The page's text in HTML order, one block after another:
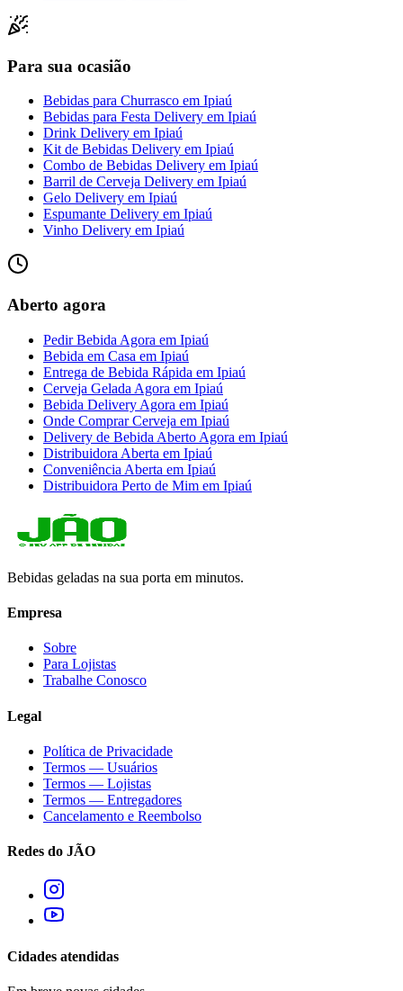
Para sua ocasião
Bebidas para Churrasco em Ipiaú
Bebidas para Festa Delivery em Ipiaú
Drink Delivery em Ipiaú
Kit de Bebidas Delivery em Ipiaú
Combo de Bebidas Delivery em Ipiaú
Barril de Cerveja Delivery em Ipiaú
Gelo Delivery em Ipiaú
Espumante Delivery em Ipiaú
Vinho Delivery em Ipiaú
Aberto agora
Pedir Bebida Agora em Ipiaú
Bebida em Casa em Ipiaú
Entrega de Bebida Rápida em Ipiaú
Cerveja Gelada Agora em Ipiaú
Bebida Delivery Agora em Ipiaú
Onde Comprar Cerveja em Ipiaú
Delivery de Bebida Aberto Agora em Ipiaú
Distribuidora Aberta em Ipiaú
Conveniência Aberta em Ipiaú
Distribuidora Perto de Mim em Ipiaú
Bebidas geladas na sua porta em minutos.
Empresa
Sobre
Para Lojistas
Trabalhe Conosco
Legal
Política de Privacidade
Termos — Usuários
Termos — Lojistas
Termos — Entregadores
Cancelamento e Reembolso
Redes do JÃO
Cidades atendidas